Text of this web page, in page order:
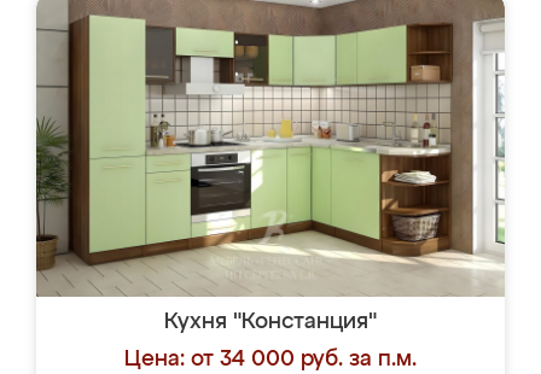
Кухня "Констанция"
Цена: от 34 000 руб. за п.м.